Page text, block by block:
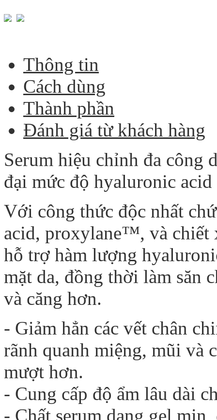
Thông tin
Cách dùng
Thành phần
Đánh giá từ khách hàng
Serum hiệu chỉnh đa công
đại mức độ hyaluronic
Với công thức độc nhất
acid, proxylane™, và chiết
hỗ trợ hàm lượng
mặt da, đồng thời làm săn
và căng hơn.
- Giảm hẳn các vết chân
rãnh quanh miệng, mũi và
mượt hơn.
- Cung cấp độ ẩm lâu dài
- Chất serum dạng gel